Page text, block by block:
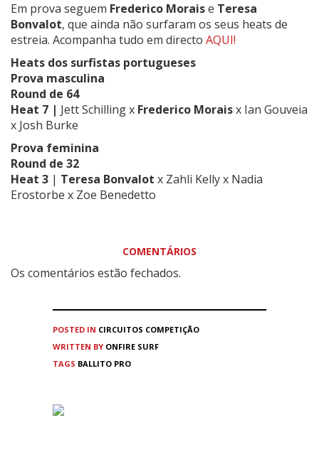
Em prova seguem Frederico Moraise Teresa
Bonvalot, que ainda não surfaram os seus heats de
estreia. Acompanha tudo em directo AQUI!
Heats dos surfistas portugueses
Prova masculina
Round de 64
Heat 7 | Jett Schilling x Frederico Moraisx Ian Gouveia
x Josh Burke
Prova feminina
Round de 32
Heat 3 | Teresa Bonvalot x Zahli Kelly x Nadia
Erostorbe x Zoe Benedetto
COMENTÁRIOS
Os comentários estão fechados.
POSTED IN CIRCUITOS COMPETIÇÃO
WRITTEN BY ONFIRE SURF
TAGS BALLITO PRO